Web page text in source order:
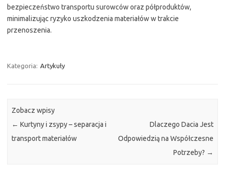
bezpieczeństwo transportu surowców oraz półproduktów,
minimalizując ryzyko uszkodzenia materiałów w trakcie
przenoszenia.
Kategoria: Artykuły
Zobacz wpisy
← Kurtyny i zsypy – separacja i
transport materiałów
Dlaczego Dacia Jest
Odpowiedzią na Współczesne
Potrzeby? →